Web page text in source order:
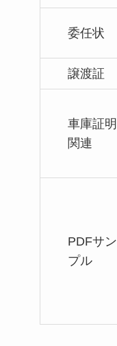
委任状
譲渡証
車庫証明
関連
PDFサン
プル